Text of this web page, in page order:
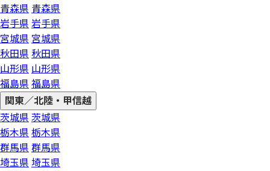
青森県 青森県
岩手県 岩手県
宮城県 宮城県
秋田県 秋田県
山形県 山形県
福島県 福島県
関東／北陸・甲信越
茨城県 茨城県
栃木県 栃木県
群馬県 群馬県
埼玉県 埼玉県